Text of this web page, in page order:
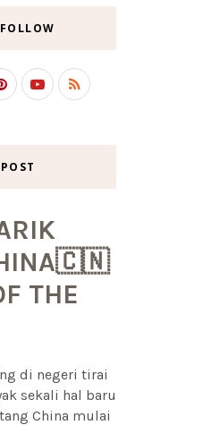
THE
di negeri tirai
sekali hal baru
China mulai